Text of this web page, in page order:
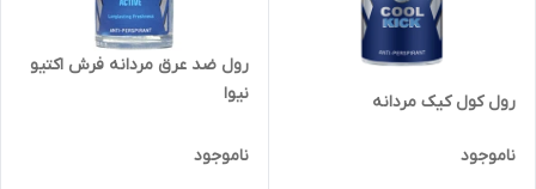
رول کول کیک مردانه
ناموجود
رول ضد عرق مردانه فرش اکتیو
نیوا
ناموجود